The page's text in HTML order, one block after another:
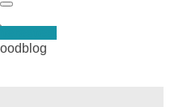
Suchen